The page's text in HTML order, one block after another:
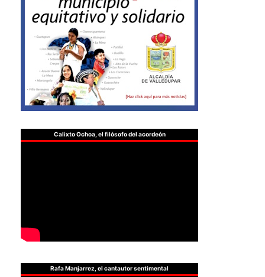
Calixto Ochoa, el filósofo del acordeón
Rafa Manjarrez, el cantautor sentimental